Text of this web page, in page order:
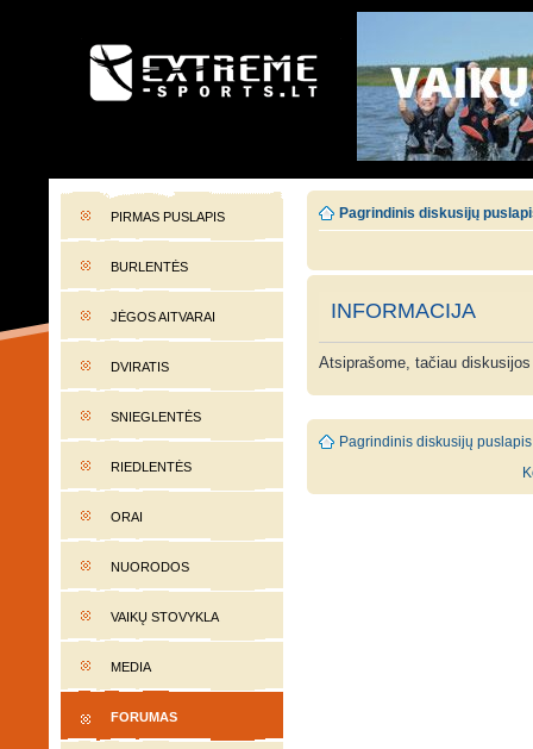
EXTREME-SPORTS.LT
PIRMAS PUSLAPIS
BURLENTĖS
JĖGOS AITVARAI
DVIRATIS
SNIEGLENTĖS
RIEDLENTĖS
ORAI
NUORODOS
VAIKŲ STOVYKLA
MEDIA
FORUMAS
Pagrindinis diskusijų
INFORMACIJA
Atsiprašome, tačiau
Pagrindinis diskusijų puslapis